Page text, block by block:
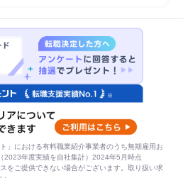
」における有料職業紹介事業者のうち無期雇用お
2023年度実績を自社集計）2024年5月時点
をご提供できない場合がございます。取り扱い求